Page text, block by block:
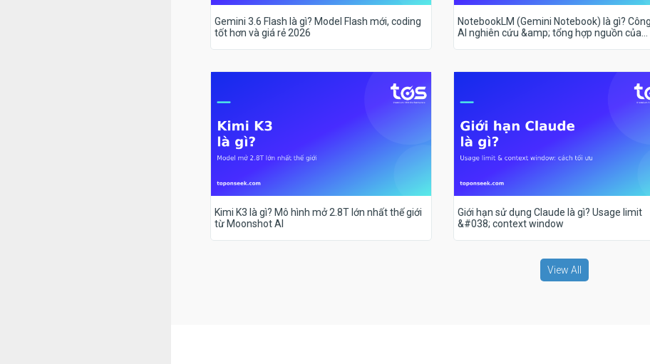
Gemini 3.6 Flash là gì? Model Flash mới, coding
tốt hơn và giá rẻ 2026
NotebookLM (Gemini Notebook) là gì?
AI nghiên cứu &amp; tổng hợp nguồn của
Kimi K3 là gì? Mô hình mở 2.8T lớn nhất thế giới
từ Moonshot AI
Giới hạn sử dụng Claude là gì? Usage limit
&#038; context window
View All